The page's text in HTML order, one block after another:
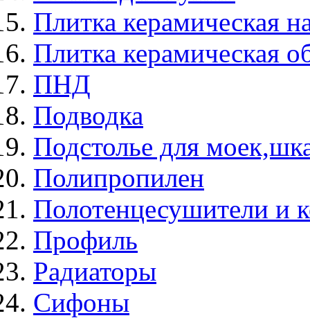
Плитка керамическая
Плитка керамическая
ПНД
Подводка
Подстолье для
Полипропилен
Полотенцесушители и
Профиль
Радиаторы
Сифоны